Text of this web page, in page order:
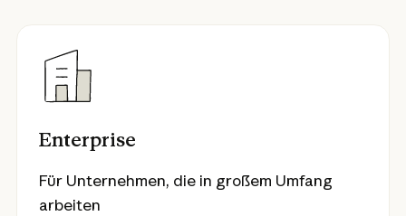
Enterprise
Für Unternehmen, die in großem Umfang
arbeiten